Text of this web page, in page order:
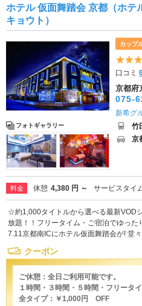
ホテル 仮面舞踏会 京都（ホ
キョウト）
フォトギャラリー
カップ
口コミ
京都府
075-
新希グ
竹
京
料金 休憩 4,380 円 ～ サービスタイ
☆約1,000タイトルから選べる最新VOD
放題！！フリータイム・ご宿泊でゆった
7.11京都南ICにホテル仮面舞踏会が! 堂
クーポン
ご休憩：全日ご利用可能です。
１時間・３時間・５時間・フリータ
全タイプ：￥1,000円 OFF